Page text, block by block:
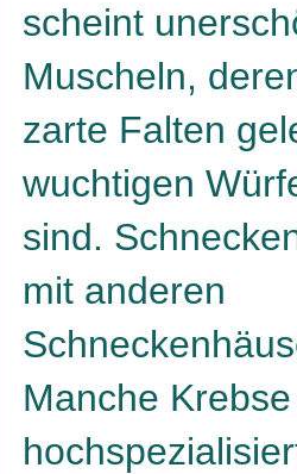
scheint
Muscheln,
zarte Falten
wuchtigen
sind.
mit anderen
Manche